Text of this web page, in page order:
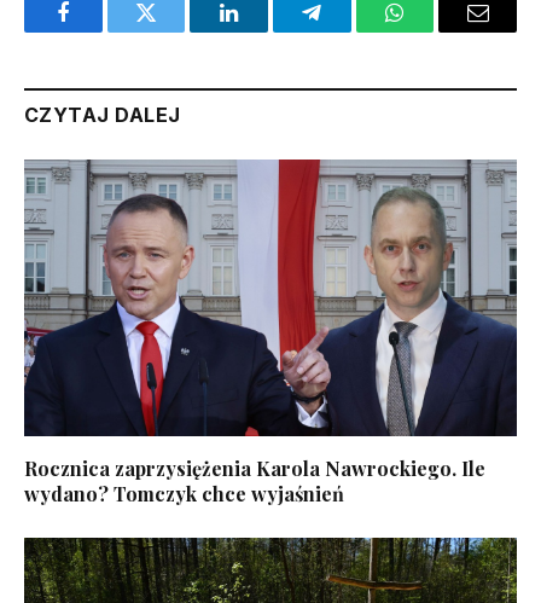
FacebookTwitter LinkedInTelegramWhatsAppEmail
CZYTAJ DALEJ
Rocznica zaprzysiężenia Karola Nawrockiego. Ile
wydano? Tomczyk chce wyjaśnień